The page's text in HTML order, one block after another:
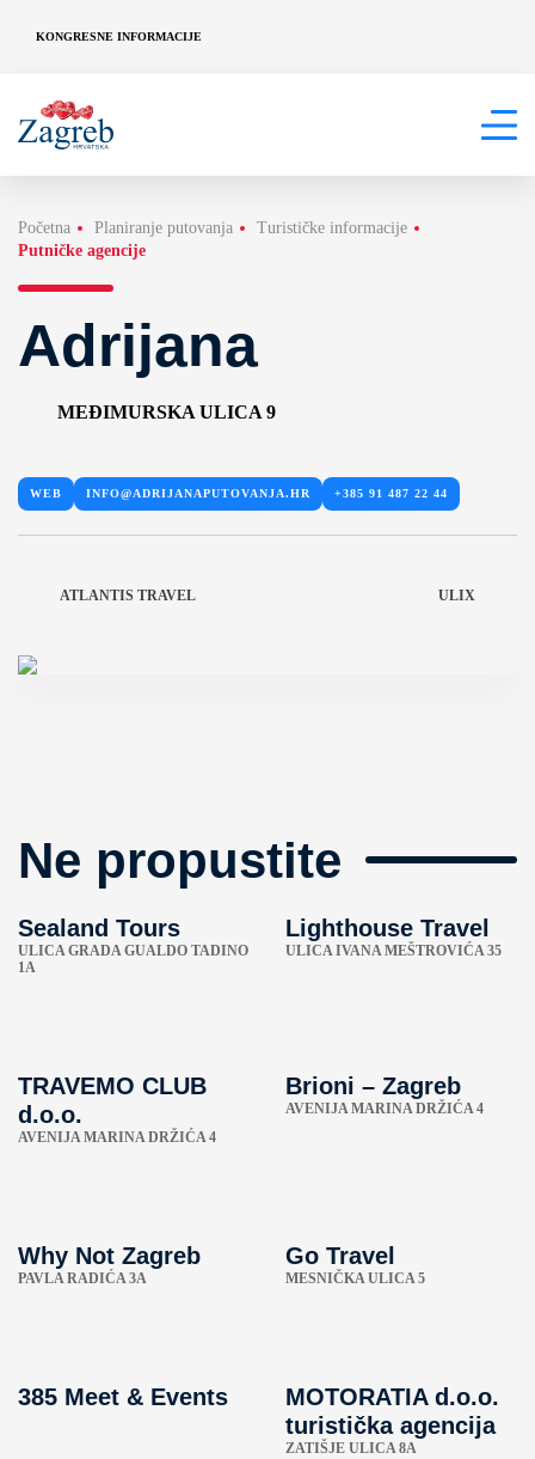
KONGRESNE INFORMACIJE
Početna Planiranje putovanja
Turističke informacije
Putničke agencije
Adrijana
MEĐIMURSKA ULICA 9
WEB INFO@ADRIJANAPUTOVANJA.HR +385 91 487 22 44
ATLANTIS TRAVEL ULIX
Ne propustite
Sealand Tours
ULICA GRADA GUALDO TADINO
1A
Lighthouse Travel
ULICA IVANA MEŠTROVIĆA 35
TRAVEMO CLUB
d.o.o.
AVENIJA MARINA DRŽIĆA 4
Brioni – Zagreb
AVENIJA MARINA DRŽIĆA 4
Why Not Zagreb
PAVLA RADIĆA 3A
Go Travel
MESNIČKA ULICA 5
385 Meet & Events
MOTORATIA d.o.o.
turistička agencija
ZATIŠJE ULICA 8A